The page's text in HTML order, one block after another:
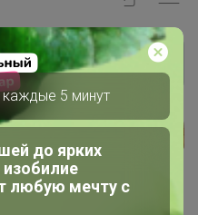
5 минут
до ярких
любую мечту с